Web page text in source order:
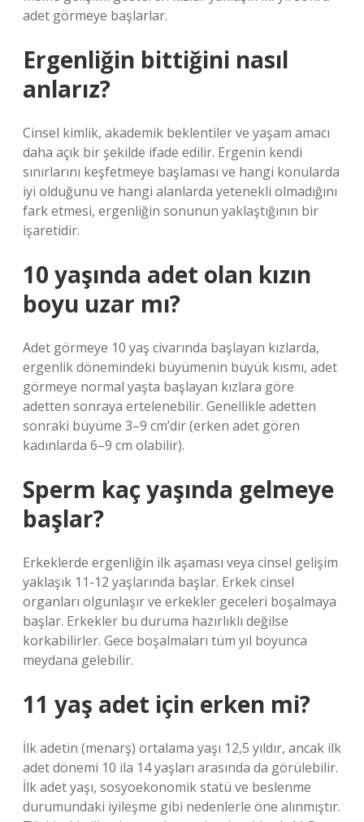
adet görmeye başlarlar.
Ergenliğin bittiğini nasıl
anlarız?
Cinsel kimlik, akademik beklentiler ve yaşam amacı
daha açık bir şekilde ifade edilir. Ergenin kendi
sınırlarını keşfetmeye başlaması ve hangi konularda
iyi olduğunu ve hangi alanlarda yetenekli olmadığını
fark etmesi, ergenliğin sonunun yaklaştığının bir
işaretidir.
10 yaşında adet olan kızın
boyu uzar mı?
Adet görmeye 10 yaş civarında başlayan kızlarda,
ergenlik dönemindeki büyümenin büyük kısmı, adet
görmeye normal yaşta başlayan kızlara göre
adetten sonraya ertelenebilir. Genellikle adetten
sonraki büyüme 3–9 cm’dir (erken adet gören
kadınlarda 6–9 cm olabilir).
Sperm kaç yaşında gelmeye
başlar?
Erkeklerde ergenliğin ilk aşaması veya cinsel gelişim
yaklaşık 11-12 yaşlarında başlar. Erkek cinsel
organları olgunlaşır ve erkekler geceleri boşalmaya
başlar. Erkekler bu duruma hazırlıklı değilse
korkabilirler. Gece boşalmaları tüm yıl boyunca
meydana gelebilir.
11 yaş adet için erken mi?
İlk adetin (menarş) ortalama yaşı 12,5 yıldır, ancak ilk
adet dönemi 10 ila 14 yaşları arasında da görülebilir.
İlk adet yaşı, sosyoekonomik statü ve beslenme
durumundaki iyileşme gibi nedenlerle öne alınmıştır.